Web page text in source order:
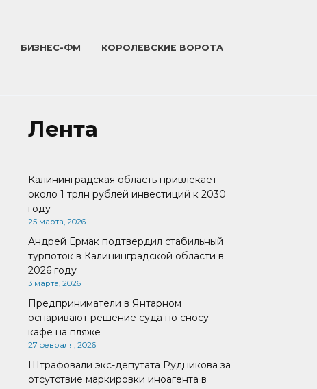
БИЗНЕС-ФМ КОРОЛЕВСКИЕ ВОРОТА
Лента
Калининградская область привлекает
около 1 трлн рублей инвестиций к 2030
году
25 марта, 2026
Андрей Ермак подтвердил стабильный
турпоток в Калининградской области в
2026 году
3 марта, 2026
Предприниматели в Янтарном
оспаривают решение суда по сносу
кафе на пляже
27 февраля, 2026
Штрафовали экс-депутата Рудникова за
отсутствие маркировки иноагента в